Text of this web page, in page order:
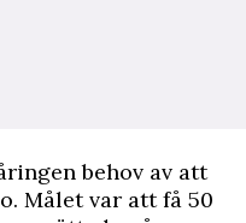
behov av att
Målet var att få 50